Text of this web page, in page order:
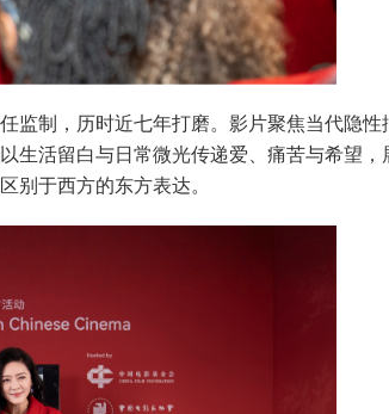
制，历时近七年打磨。影片聚焦当代隐性
生活留白与日常微光传递爱、痛苦与希望，
别于西方的东方表达。